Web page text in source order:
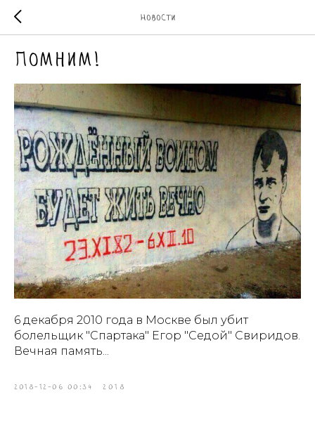
Новости
Помним!
6 декабря 2010 года в Москве был убит
болельщик "Спартака" Егор "Седой" Свиридов.
Вечная память...
2018-12-06 00:34 2018